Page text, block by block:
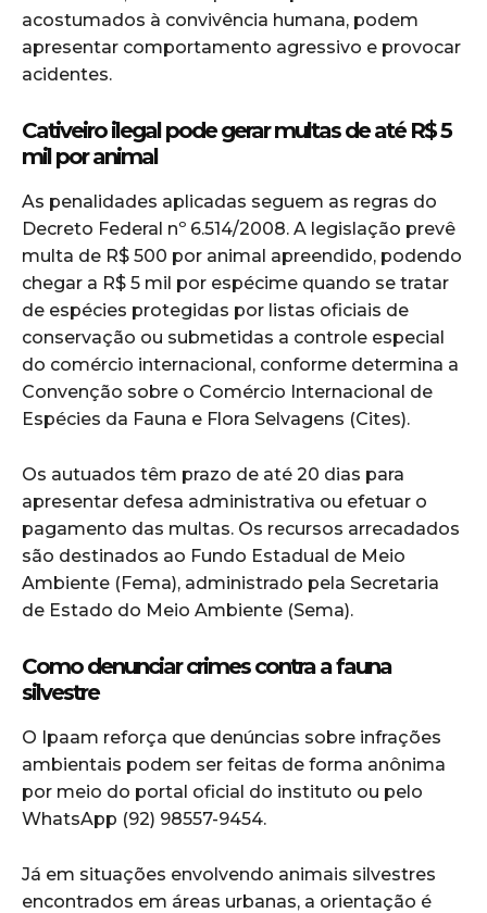
acostumados à convivência humana, podem
apresentar comportamento agressivo e provocar
acidentes.
Cativeiro ilegal pode gerar multas de até R$ 5
mil por animal
As penalidades aplicadas seguem as regras do
Decreto Federal nº 6.514/2008. A legislação prevê
multa de R$ 500 por animal apreendido, podendo
chegar a R$ 5 mil por espécime quando se tratar
de espécies protegidas por listas oficiais de
conservação ou submetidas a controle especial
do comércio internacional, conforme determina a
Convenção sobre o Comércio Internacional de
Espécies da Fauna e Flora Selvagens (Cites).
Os autuados têm prazo de até 20 dias para
apresentar defesa administrativa ou efetuar o
pagamento das multas. Os recursos arrecadados
são destinados ao Fundo Estadual de Meio
Ambiente (Fema), administrado pela Secretaria
de Estado do Meio Ambiente (Sema).
Como denunciar crimes contra a fauna
silvestre
O Ipaam reforça que denúncias sobre infrações
ambientais podem ser feitas de forma anônima
por meio do portal oficial do instituto ou pelo
WhatsApp (92) 98557-9454.
Já em situações envolvendo animais silvestres
encontrados em áreas urbanas, a orientação é